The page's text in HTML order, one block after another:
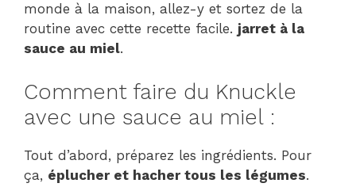
monde à la maison, allez-y et sortez de la
routine avec cette recette facile. jarret à la
sauce au miel.
Comment faire du Knuckle
avec une sauce au miel :
Tout d’abord, préparez les ingrédients. Pour
ça, éplucher et hacher tous les légumes.